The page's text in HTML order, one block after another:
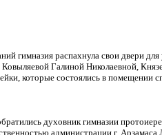
гимназия распахнула свои двери
Галиной Николаевной,
которые состоялись в помещении
духовник гимназии
администрации г. Арзамаса